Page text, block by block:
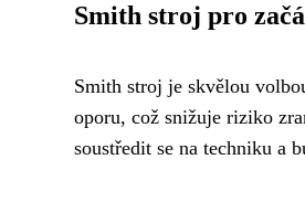
Smith stroj pro
Smith stroj je skvělou
oporu, což snižuje riziko
soustředit se na techniku a